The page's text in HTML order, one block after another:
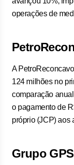
operações de
A
124 milhões no
comparação
o pagamento de
próprio (JCP) aos
Grupo